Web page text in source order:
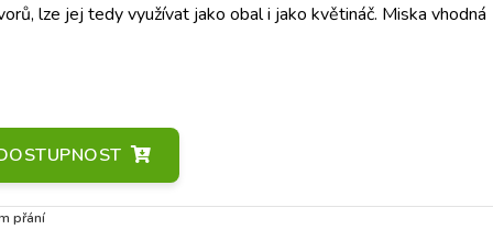
lze jej tedy využívat jako obal i jako květináč. Miska vhodná
přání